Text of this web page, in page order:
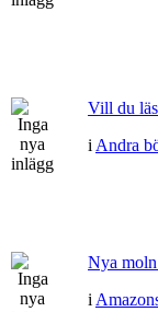
Vill du
i Andra
Nya
i